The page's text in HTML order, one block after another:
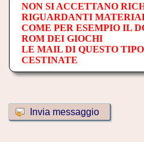
NON SI ACCETTANO
RIGUARDANTI
COME PER ESEMPIO IL
ROM DEI GIOCHI
LE MAIL DI QUESTO
CESTINATE